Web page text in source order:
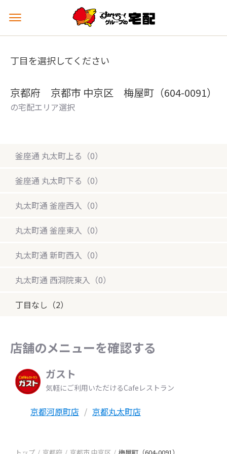
メ
ュ
を
丁目を選択してください
京都府 京都市 中京区 梅屋町（604-0091）
の宅配エリア選択
釜座通 丸太町上る（0）
釜座通 丸太町下る（0）
丸太町通 釜座西入（0）
丸太町通 釜座東入（0）
丸太町通 新町西入（0）
丸太町通 西洞院東入（0）
丁目なし（2）
店舗のメニューを確認する
ガスト
気軽にご利用いただけるCafeレストラン
京都河原町店 京都丸太町店